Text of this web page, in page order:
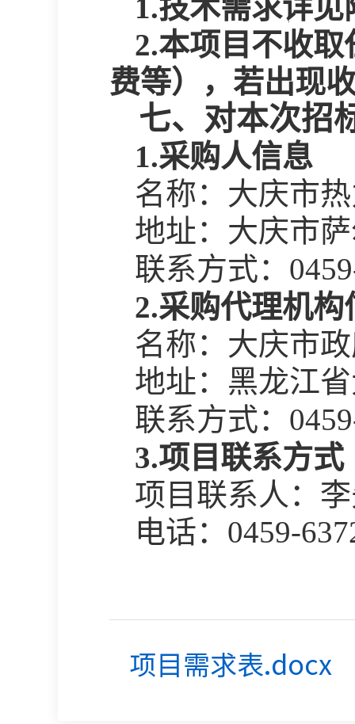
1.技术需求详
2.本项目不收
费等），若出现
七、对本次招
1.采购人信息
名称：大庆市
地址：大庆市
联系方式：
2.采购代理机构
名称：大庆市
地址：黑龙江
联系方式：
3.项目联系方式
项目联系人：
电话： 0459-
项目需求表.docx